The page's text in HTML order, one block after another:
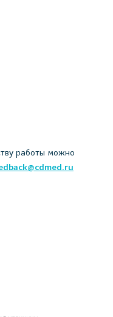
работы можно